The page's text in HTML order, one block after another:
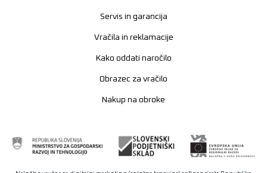
Servis in garancija
Vračila in reklamacije
Kako oddati naročilo
Obrazec za vračilo
Nakup na obroke